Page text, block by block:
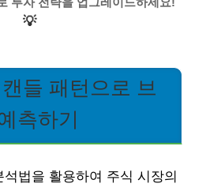
💡
들 패턴으로 브
측하기
법을 활용하여 주식 시장의